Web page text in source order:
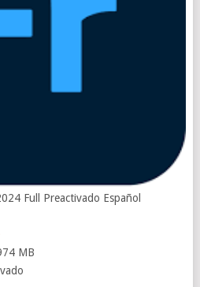
Full Preactivado Español
MB